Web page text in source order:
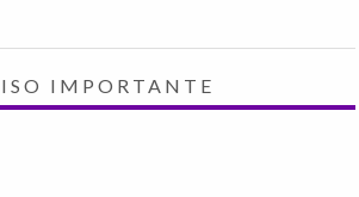
IMPORTANTE